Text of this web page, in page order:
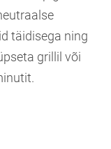
täidisega ning
grillil või